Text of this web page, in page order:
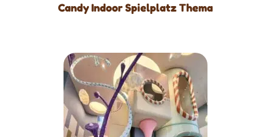
Candy Indoor Spielplatz Thema